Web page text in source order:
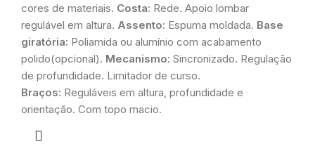
cores de materiais. Costa: Rede. Apoio lombar
regulável em altura. Assento: Espuma moldada. Base
giratória: Poliamida ou alumínio com acabamento
polido(opcional). Mecanismo: Sincronizado. Regulação
de profundidade. Limitador de curso.
Braços: Reguláveis em altura, profundidade e
orientação. Com topo macio.